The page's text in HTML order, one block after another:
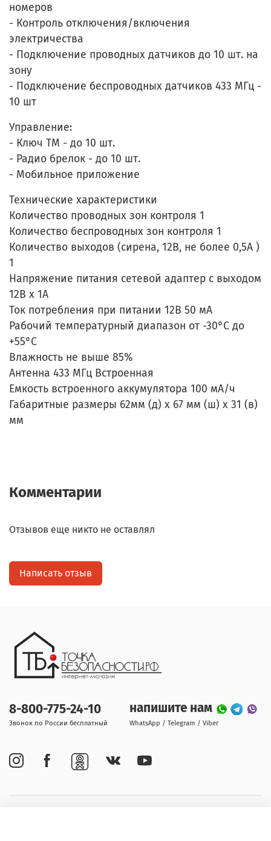
номеров
- Контроль отключения/включения
электричества
- Подключение проводных датчиков до 10 шт. на
зону
- Подключение беспроводных датчиков 433 МГц -
10 шт
Управление:
- Ключ ТМ - до 10 шт.
- Радио брелок - до 10 шт.
- Мобильное приложение
Технические характеристики
Количество проводных зон контроля 1
Количество беспроводных зон контроля 1
Количество выходов (сирена, 12В, не более 0,5А )
1
Напряжение питания сетевой адаптер с выходом
12В х 1А
Ток потребления при питании 12В 50 мА
Рабочий температурный диапазон от -30°С до
+55°С
Влажность не выше 85%
Антенна 433 МГц Встроенная
Емкость встроенного аккумулятора 100 мА/ч
Габаритные размеры 62мм (д) х 67 мм (ш) х 31 (в)
мм
Комментарии
Отзывов еще никто не оставлял
Написать отзыв
8-800-775-24-10
Звонок по России бесплатный
напишите нам
WhatsApp / Telegram / Viber